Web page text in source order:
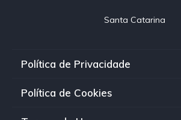
Santa Catarina
Política de Privacidade
Política de Cookies